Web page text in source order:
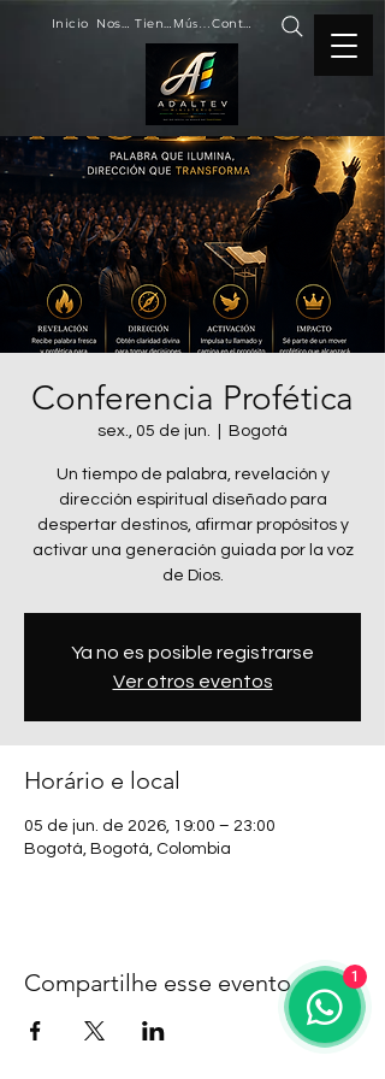
Inicio
Conferencia Profética
sex., 05 de jun. Bogotá
Un tiempo de palabra, revelación y
dirección espiritual diseñado para
despertar destinos, afirmar propósitos y
activar una generación guiada por la voz
de Dios.
Ya no es posible registrarse
Ver otros eventos
Horário e local
05 de jun. de 2026, 19:00 – 23:00
Bogotá, Bogotá, Colombia
Compartilhe esse evento 1